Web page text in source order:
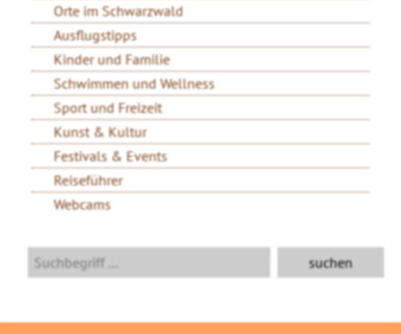
Orte im Schwarzwald
Ausflugstipps
Kinder und Familie
Schwimmen und Wellness
Sport und Freizeit
Kunst & Kultur
Festivals & Events
Reiseführer
Webcams